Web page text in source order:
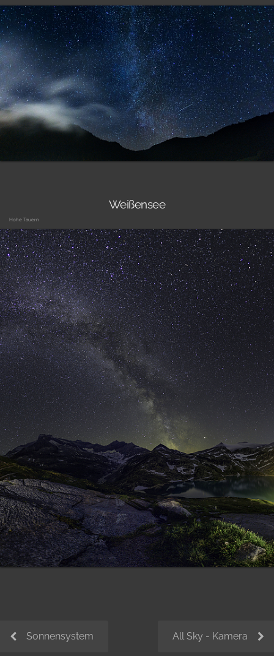
Weißensee
Hohe Tauern
Sonnensystem All Sky - Kamera